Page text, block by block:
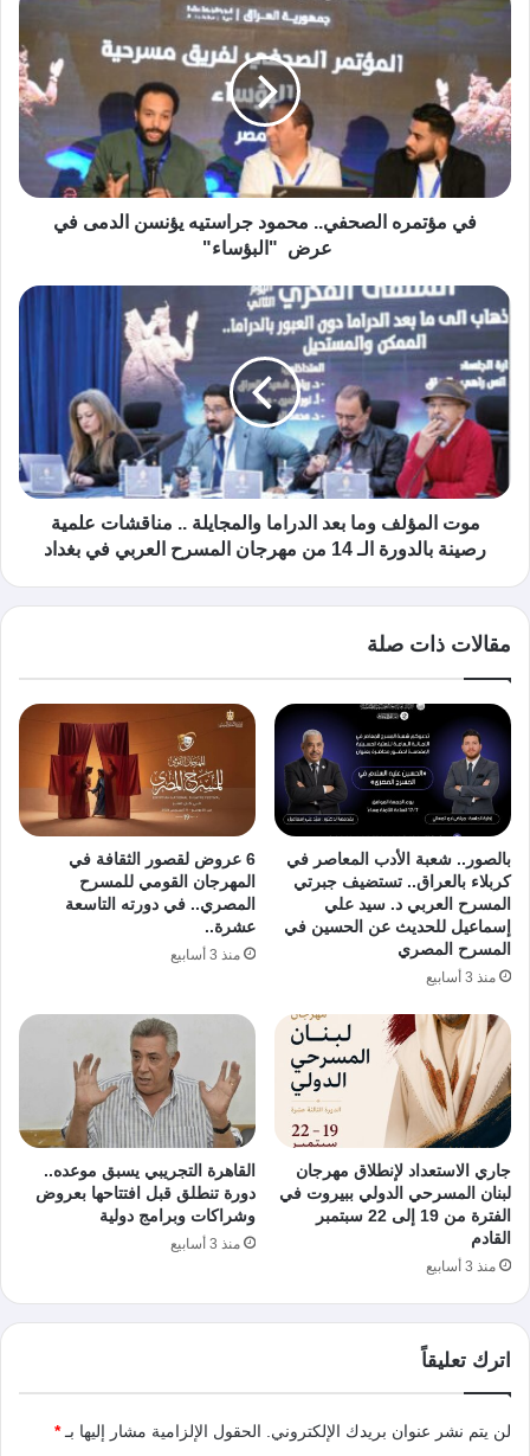
في مؤتمره الصحفي.. محمود جراستيه يؤنسن الدمى في
عرض "البؤساء"
موت المؤلف وما بعد الدراما والمجايلة .. مناقشات علمية
رصينة بالدورة الـ 14 من مهرجان المسرح العربي في بغداد
مقالات ذات صلة
بالصور.. شعبة الأدب المعاصر في
كربلاء بالعراق.. تستضيف جبرتي
المسرح العربي د. سيد علي
إسماعيل للحديث عن الحسين في
المسرح المصري
منذ 3 أسابيع
6 عروض لقصور الثقافة في
المهرجان القومي للمسرح
المصري.. في دورته التاسعة
عشرة..
منذ 3 أسابيع
جاري الاستعداد لإنطلاق مهرجان
لبنان المسرحي الدولي ببيروت في
الفترة من 19 إلى 22 سبتمبر
القادم
منذ 3 أسابيع
القاهرة التجريبي يسبق موعده..
دورة تنطلق قبل افتتاحها بعروض
وشراكات وبرامج دولية
منذ 3 أسابيع
اترك تعليقاً
لن يتم نشر عنوان بريدك الإلكتروني. الحقول الإلزامية مشار إليها بـ*